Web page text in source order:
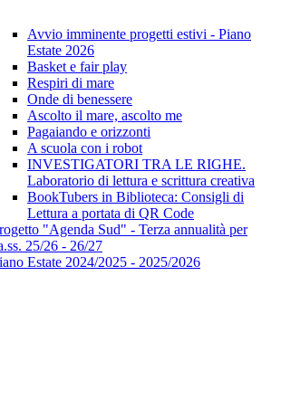
Avvio imminente progetti estivi - Piano
Estate 2026
Basket e fair play
Respiri di mare
Onde di benessere
Ascolto il mare, ascolto me
Pagaiando e orizzonti
A scuola con i robot
INVESTIGATORI TRA LE RIGHE.
Laboratorio di lettura e scrittura creativa
BookTubers in Biblioteca: Consigli di
Lettura a portata di QR Code
"Agenda Sud" - Terza annualità per
25/26 - 26/27
Estate 2024/2025 - 2025/2026